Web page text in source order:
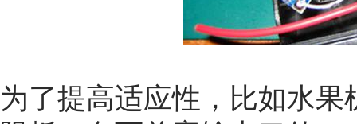
为了提高适应性，比如水